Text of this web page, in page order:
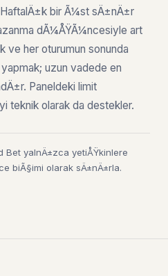
bir Ã¼st sÄ±nÄ±r
dÃ¼ÅŸÃ¼ncesiyle art
ve her oturumun sonunda
uzun vadede en
Paneldeki limit
teknik olarak da destekler.
Bet yalnÄ±zca yetiÅŸkinlere
biÃ§imi olarak sÄ±nÄ±rla.